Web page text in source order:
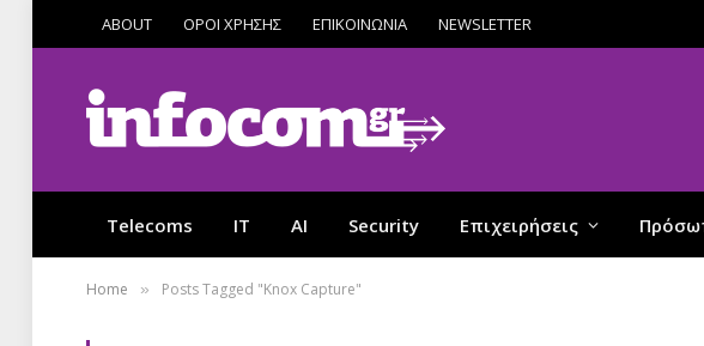
ABOUT ΟΡΟΙ ΧΡΗΣΗΣ ΕΠΙΚΟΙΝΩΝΙΑ NEWSLETTER
Telecoms IT AI Security Επιχειρήσεις
Home » Posts Tagged "Knox Capture"